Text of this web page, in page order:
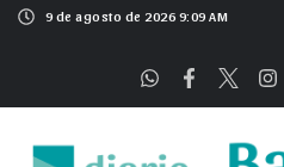
9 de agosto de 2026 9:09 AM